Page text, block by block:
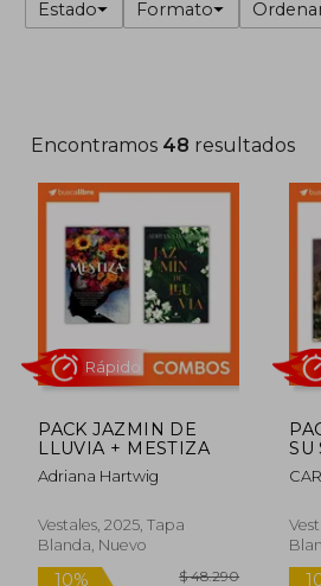
Estado Formato
Encontramos 48 resultados
PACK JAZMIN DE
LLUVIA + MESTIZA
Adriana Hartwig
Vestales, 2025, Tapa
Blanda, Nuevo
Rápido
SU